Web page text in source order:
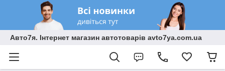
Авто7я. Інтернет магазин автотоварів avto7ya.com.ua